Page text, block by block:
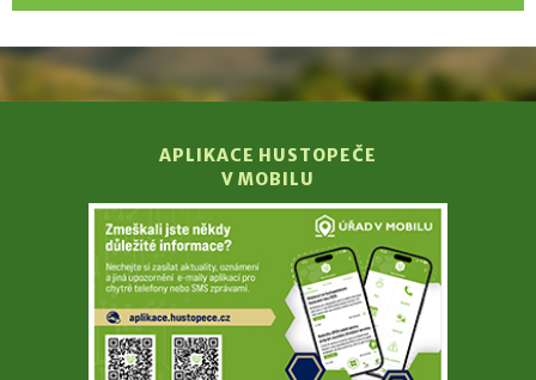
APLIKACE HUSTOPEČE
V MOBILU